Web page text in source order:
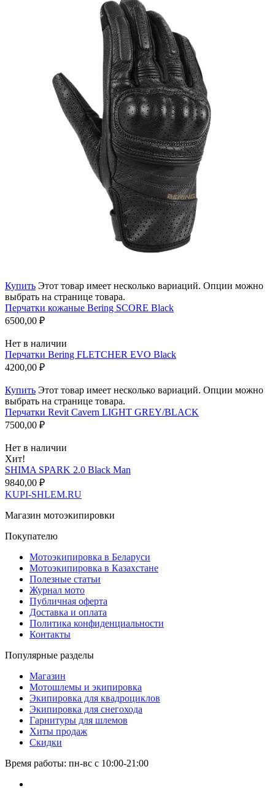
Купить Этот товар имеет несколько вариаций. Опции можно
выбрать на странице товара.
Перчатки кожаные Bering SCORE Black
6500,00 ₽
Нет в наличии
Перчатки Bering FLETCHER EVO Black
4200,00 ₽
Купить Этот товар имеет несколько вариаций. Опции можно
выбрать на странице товара.
Перчатки Revit Cavern LIGHT GREY/BLACK
7500,00 ₽
Нет в наличии
Хит!
SHIMA SPARK 2.0 Black Man
9840,00 ₽
KUPI-SHLEM.RU
Магазин мотоэкипировки
Покупателю
Мотоэкипировка в Беларуси
Мотоэкипировка в Казахстане
Полезные статьи
Журнал мото
Публичная оферта
Доставка и оплата
Политика конфиденциальности
Контакты
Популярные разделы
Магазин
Мотошлемы и экипировка
Экипировка для квадроциклов
Экипировка для снегохода
Гарнитуры для шлемов
Хиты продаж
Скидки
Время работы: пн-вс с 10:00-21:00